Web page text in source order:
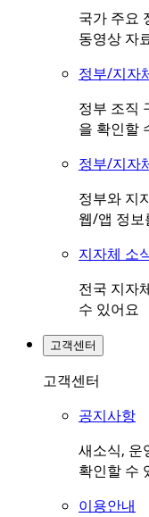
국가 주요
동영상 자
정부/지자
정부 조직
을 확인할
정부/지자
정부와 지
웹/앱 정보
지자체 소
전국 지자
수 있어요
고객센터
고객센터
공지사항
새소식, 운
확인할 수
이용안내